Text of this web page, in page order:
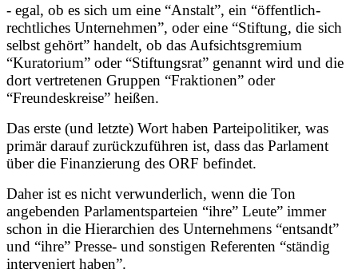
- egal, ob es sich um eine “Anstalt”, ein “öffentlich-
rechtliches Unternehmen”, oder eine “Stiftung, die sich
selbst gehört” handelt, ob das Aufsichtsgremium
“Kuratorium” oder “Stiftungsrat” genannt wird und die
dort vertretenen Gruppen “Fraktionen” oder
“Freundeskreise” heißen.
Das erste (und letzte) Wort haben Parteipolitiker, was
primär darauf zurückzuführen ist, dass das Parlament
über die Finanzierung des ORF befindet.
Daher ist es nicht verwunderlich, wenn die Ton
angebenden Parlamentsparteien “ihre” Leute” immer
schon in die Hierarchien des Unternehmens “entsandt”
und “ihre” Presse- und sonstigen Referenten “ständig
interveniert haben”.